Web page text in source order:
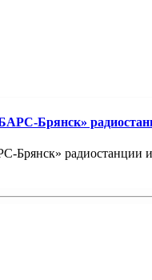
Брянск»
Брянск»